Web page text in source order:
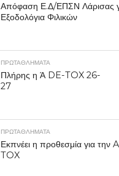
Απόφαση Ε.Δ/ΕΠΣΝ Λάρισας
Εξοδολόγια Φιλικών
ΠΡΩΤΑΘΛΉΜΑΤΑ
Πλήρης η Ά DE-TOX 26-
27
ΠΡΩΤΑΘΛΉΜΑΤΑ
Εκπνέει η προθεσμία για την
TOX